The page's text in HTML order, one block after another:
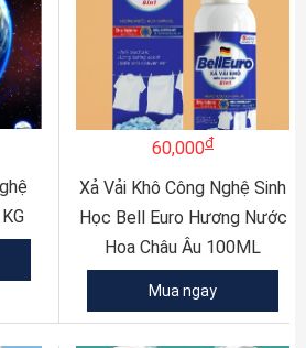
60,000đ
Xả Vải Khô Công Nghệ Sinh
Học Bell Euro Hương Nước
Hoa Châu Âu 100ML
Mua ngay